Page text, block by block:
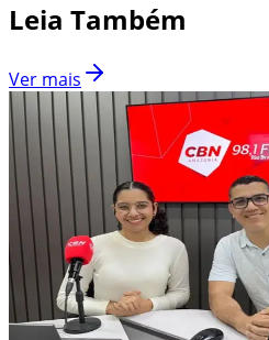
Leia Também
Ver mais